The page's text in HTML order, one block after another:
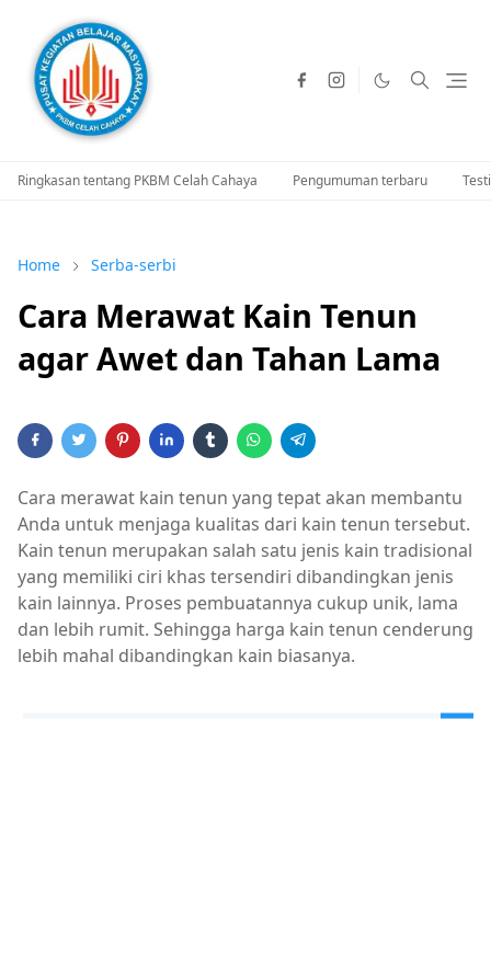
Ringkasan tentang PKBM Celah Cahaya Pengumuman terbaru
Home Serba-serbi
Cara Merawat Kain Tenun
agar Awet dan Tahan Lama
Cara merawat kain tenun yang tepat akan membantu
Anda untuk menjaga kualitas dari kain tenun tersebut.
Kain tenun merupakan salah satu jenis kain tradisional
yang memiliki ciri khas tersendiri dibandingkan jenis
kain lainnya. Proses pembuatannya cukup unik, lama
dan lebih rumit. Sehingga harga kain tenun cenderung
lebih mahal dibandingkan kain biasanya.